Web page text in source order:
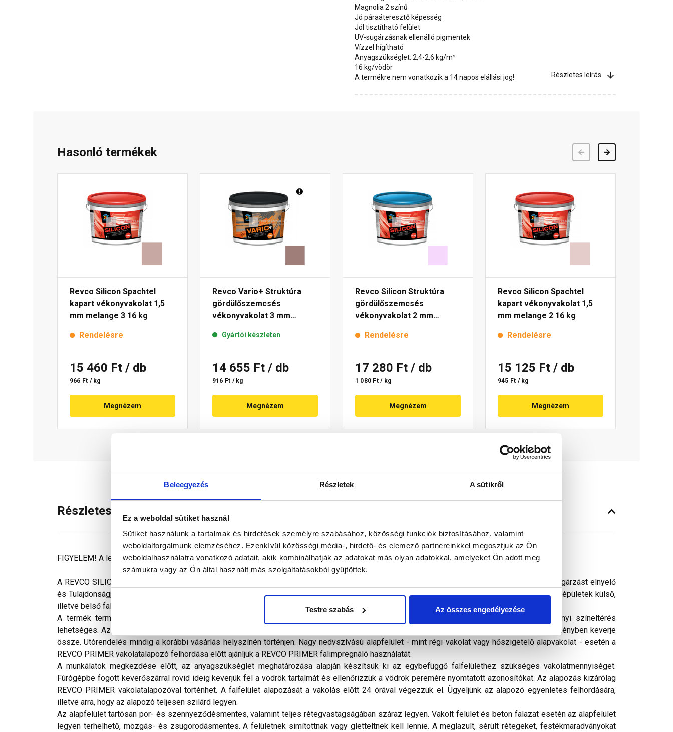
Beleegyezés Részletek A sütikről
Ez a weboldal sütiket használ
Sütiket használunk a tartalmak és hirdetések személyre szabásához, közösségi funkciók biztosításához, valamint
weboldalforgalmunk elemzéséhez. Ezenkívül közösségi média-, hirdető- és elemező partnereinkkel megosztjuk az Ön
weboldalhasználatra vonatkozó adatait, akik kombinálhatják az adatokat más olyan adatokkal, amelyeket Ön adott meg
számukra vagy az Ön által használt más szolgáltatásokból gyűjtöttek.
Testre szabás Az összes engedélyezése
Magnolia 2 színű
Jó páraáteresztő képesség
Jól tisztítható felület
UV-sugárzásnak ellenálló pigmentek
Vízzel hígítható
Anyagszükséglet: 2,4-2,6 kg/m²
16 kg/vödör
A termékre nem vonatkozik a 14 napos elállási jog!
Részletes leírás
Hasonló termékek
Revco Silicon Spachtel
kapart vékonyvakolat 1,5
mm melange 3 16 kg
Rendelésre
15 460 Ft / db
966 Ft / kg
Megnézem
Revco Vario+ Struktúra
gördülőszemcsés
vékonyvakolat 3 mm
Gyártói készleten
14 655 Ft / db
916 Ft / kg
Megnézem
Revco Silicon Struktúra
gördülőszemcsés
vékonyvakolat 2 mm
Rendelésre
17 280 Ft / db
1 080 Ft / kg
Megnézem
Revco Silicon Spachtel
kapart vékonyvakolat 1,5
mm melange 2 16 kg
Rendelésre
15 125 Ft / db
945 Ft / kg
Megnézem
Részletes leírás
FIGYELEM! A leírás végén fontos információkat talál a termékkel kapcsolatban. Kérjük, figyelmesen olvassa el!
A REVCO SILICON gyárilag előkevert, vízzel hígítható, szilikongyanta kötőanyagú, kvarc töltőanyagú, vödrös kiszerelésű vékonyvakolat. UV-sugárzást elnyelő
és Tulajdonságjavító adalékokat tartalmaz. Magas minőségű, jó páraáteresztő képességű, jól tisztítható bevonatot képez. Alkalmas régi és új épületek külső,
illetve belső falazatainak díszítésére, valamint kőzetgyapot homlokzati hőszigetelő rendszerek és egyéb ásványi alapfelületek fedővakolására.
A termék természetes eredetű ásványi anyagokat tartalmaz, ezért utórendelésnél, illetve különböző gyártási dátumú vödröknél árnyalatnyi színeltérés
lehetséges. Az épület egyes oldalain azonos gyártási dátumú anyagot használjon, vagy a különböző gyártási dátumú vödröket egy nagyobb edényben keverje
össze. Utórendelés mindig a korábbi vásárlás helyszínén történjen. Nagy nedvszívású alapfelület - mint régi vakolat vagy hőszigetelő alapvakolat - esetén a
REVCO PRIMER vakolatalapozó felhordása előtt ajánljuk a REVCO PRIMER falimpregnáló használatát.
A munkálatok megkezdése előtt, az anyagszükséglet meghatározása alapján készítsük ki az egybefüggő falfelülethez szükséges vakolatmennyiséget.
Fúrógépbe fogott keverőszárral rövid ideig keverjük fel a vödrök tartalmát és ellenőrizzük a vödrök peremére nyomtatott azonosítókat. Az alapozás kizárólag
REVCO PRIMER vakolatalapozóval történhet. A falfelület alapozását a vakolás előtt 24 órával végezzük el. Ügyeljünk az alapozó egyenletes felhordására,
illetve arra, hogy az alapozó teljesen szilárd legyen.
Az alapfelület tartósan por- és szennyeződésmentes, valamint teljes rétegvastagságában száraz legyen. Vakolt felület és beton falazat esetén az alapfelület
legyen terhelhető, mozgás- és zsugorodásmentes. A felületnek simítottnak vagy gletteltnek kell lennie. A meglazult, sérült rétegeket, festékmaradványokat